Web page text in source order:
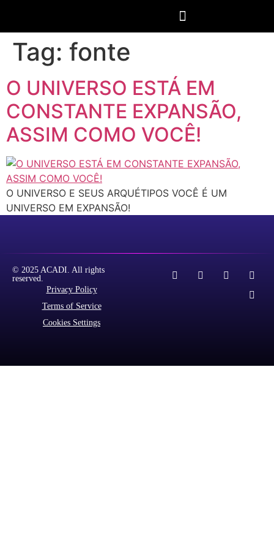
Tag: fonte
O UNIVERSO ESTÁ EM
CONSTANTE EXPANSÃO,
ASSIM COMO VOCÊ!
O UNIVERSO E SEUS ARQUÉTIPOS VOCÊ É UM
UNIVERSO EM EXPANSÃO!
© 2025 ACADI. All rights
reserved.
Privacy Policy
Terms of Service
Cookies Settings